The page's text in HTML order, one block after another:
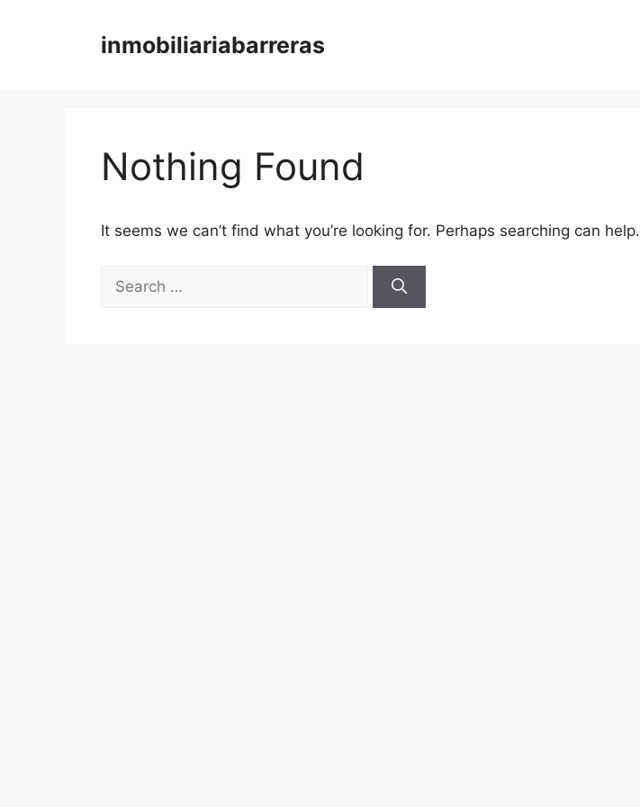
inmobiliariabarreras
Nothing Found
It seems we can’t find what you’re looking for. Perhaps searching can help.
for: